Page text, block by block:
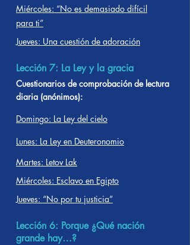
Miércoles: “No es demasiado difícil
para ti”
Jueves: Una cuestión de adoración
Lección 7: La Ley y la gracia
Cuestionarios de comprobación de lectura
diaria (anónimos):
Domingo: La Ley del cielo
Lunes: La Ley en Deuteronomio
Martes: Letov Lak
Miércoles: Esclavo en Egipto
Jueves: “No por tu justicia”
Lección 6: Porque ¿Qué nación
grande hay…?